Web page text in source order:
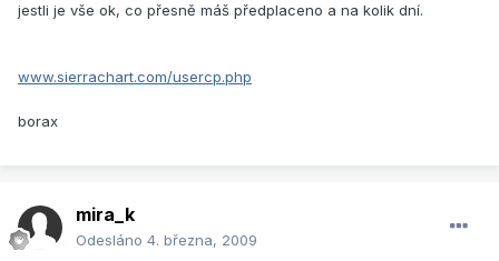
jestli je vše ok, co přesně máš předplaceno a na kolik dní.
www.sierrachart.com/usercp.php
borax
mira_k
Odesláno 4. března, 2009